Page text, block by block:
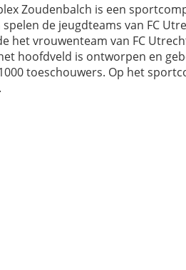
Zoudenbalch is een
de jeugdteams van FC
het vrouwenteam van FC
hoofdveld is ontworpen en
toeschouwers. Op het